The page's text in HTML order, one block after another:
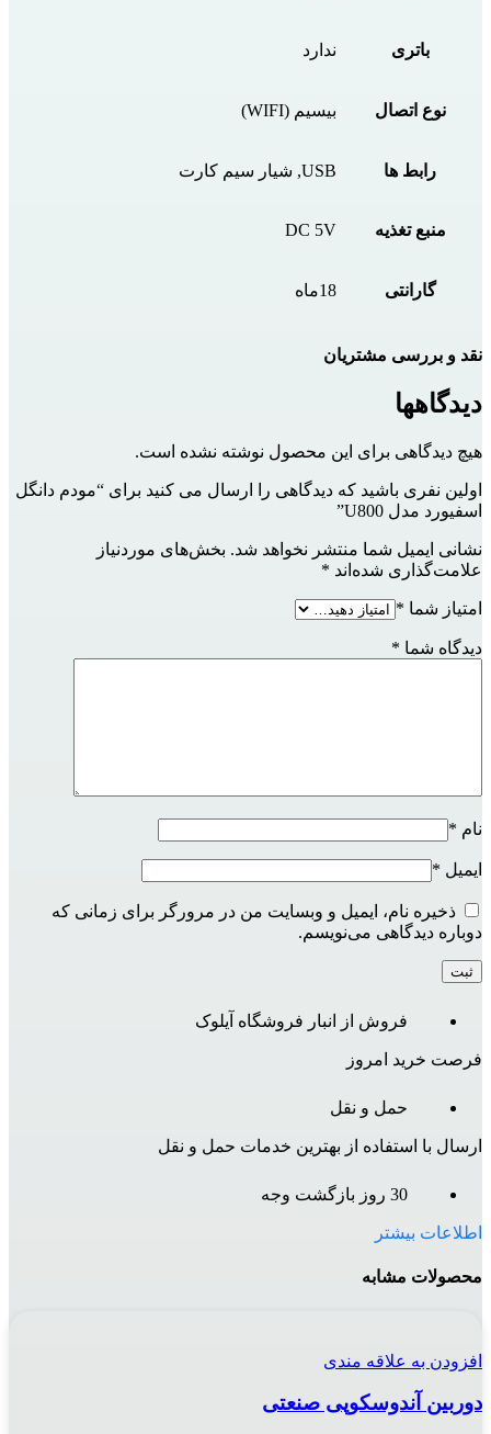
باتری ندارد
نوع اتصال بیسیم (WIFI)
رابط ها USB, شیار سیم کارت
منبع تغذیه DC 5V
گارانتی 18ماه
نقد و بررسی مشتریان
دیدگاهها
هیچ دیدگاهی برای این محصول نوشته نشده است.
اولین نفری باشید که دیدگاهی را ارسال می کنید برای “مودم دانگل
اسفیورد مدل U800”
نشانی ایمیل شما منتشر نخواهد شد. بخش‌های موردنیاز
علامت‌گذاری شده‌اند *
امتیاز شما *
دیدگاه شما *
نام *
ایمیل *
ذخیره نام، ایمیل و وبسایت من در مرورگر برای زمانی که
دوباره دیدگاهی می‌نویسم.
فروش از انبار فروشگاه آیلوک
فرصت خرید امروز
حمل و نقل
ارسال با استفاده از بهترین خدمات حمل و نقل
30 روز بازگشت وجه
اطلاعات بیشتر
محصولات مشابه
افزودن به علاقه مندی
دوربین آندوسکوپی صنعتی